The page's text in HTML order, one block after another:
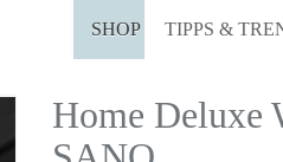
SHOP TIPPS &
Home Deluxe